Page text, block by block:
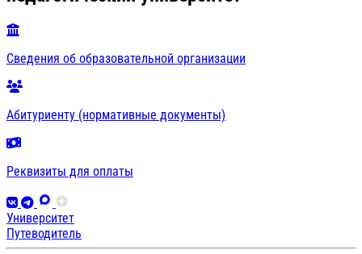
Сведения об образовательной организации
Абитуриенту (нормативные документы)
Реквизиты для оплаты
Университет
Путеводитель